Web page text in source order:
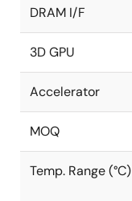
DRAM I/F
3D GPU
Accelerator
MOQ
Temp. Range (°C)